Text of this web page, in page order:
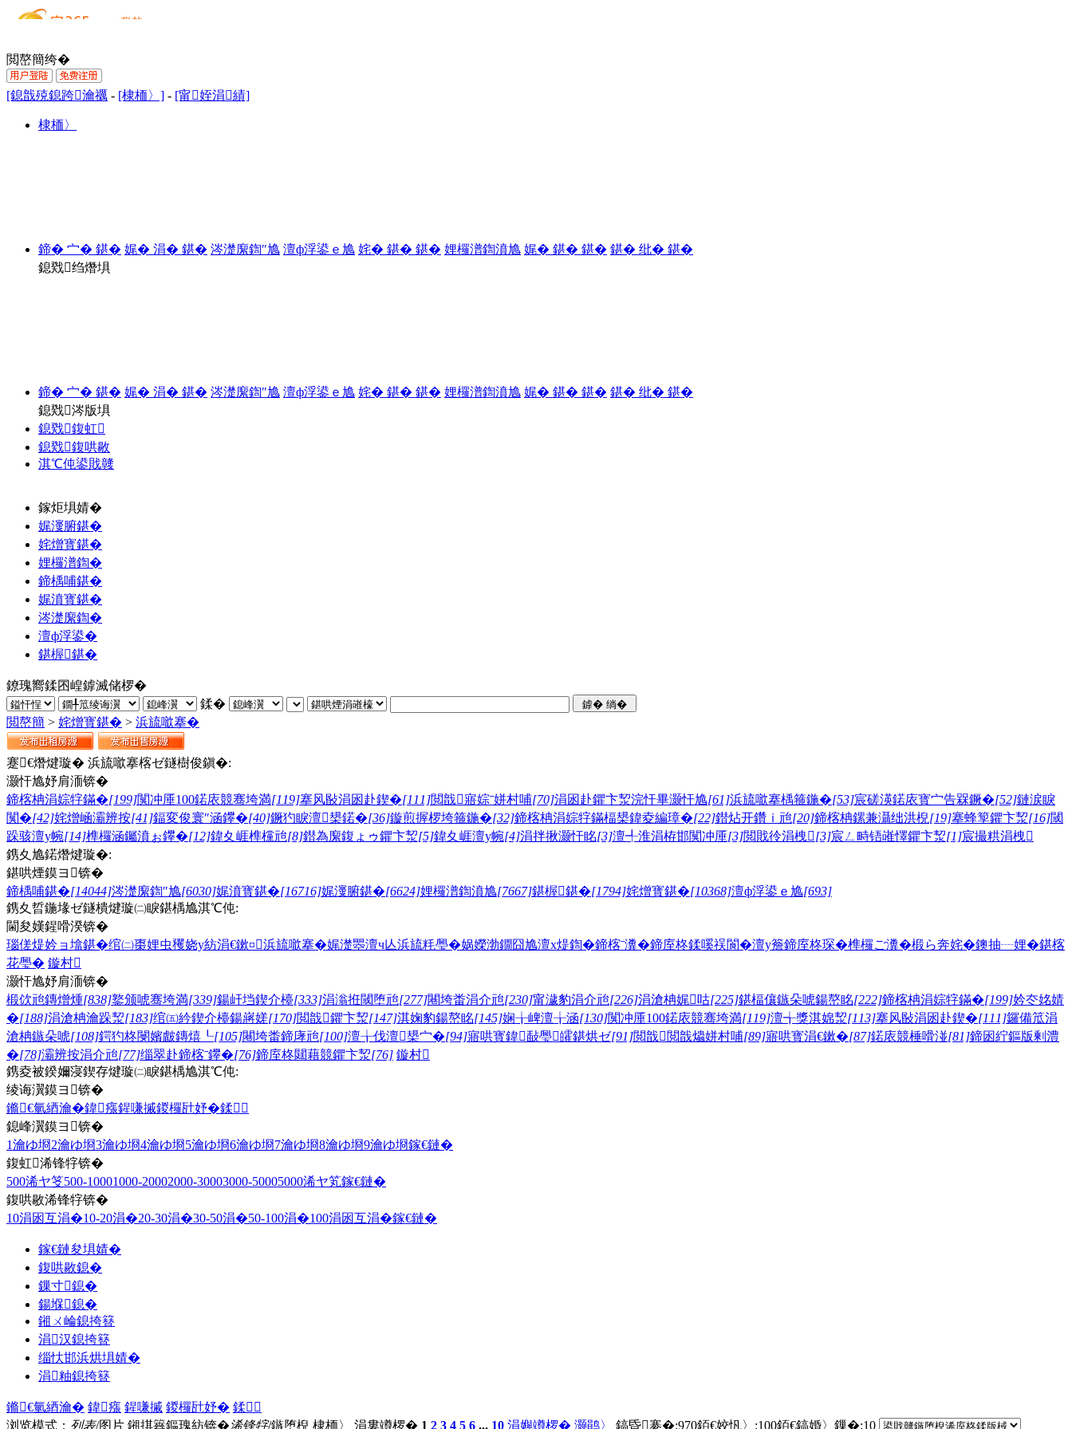
閲嶅簡绔�
[鎴戠殑鎴跨瀹禲 - [棣栭〉] - [甯姪涓績]
棣栭〉
鍗� 宀� 鍖� 娓� 涓� 鍖� 涔濋緳鍧″尯 澶ф浮鍙ｅ尯 姹� 鍖� 鍖� 娌欏潽鍧濆尯 娓� 鍖� 鍖� 鍖� 纰� 鍖�
鎴戣绉熸埧
鍗� 宀� 鍖� 娓� 涓� 鍖� 涔濋緳鍧″尯 澶ф浮鍙ｅ尯 姹� 鍖� 鍖� 娌欏潽鍧濆尯 娓� 鍖� 鍖� 鍖� 纰� 鍖�
鎴戣涔版埧
鎴戣鍑虹
鎴戣鍑哄敭
淇℃伅鍙戝竷
鎵炬埧婧�
娓濅腑鍖�
姹熷寳鍖�
娌欏潽鍧�
鍗楀哺鍖�
娓濆寳鍖�
涔濋緳鍧�
澶ф浮鍙�
鍖楃鍖�
鐐瑰嚮鍒囨崲鎼滅储椤�
鍒�
閲嶅簡 > 姹熷寳鍖� > 浜旈噷搴�
蹇€熸煡璇� 浜旈噷搴楁ゼ鐩樹俊鎭�:
灏忓尯妤肩洏锛�
鍗楁柟涓婃牸鏋�[199]闃冲厜100鍩庡競骞垮満[119]搴风敯涓囦赴鍥�[111]閲戠寤婃ˉ姘村哺[70]涓囦赴鑺卞洯浣忓畢灏忓尯[61]浜旈噷搴楀箍鍦�[53]宸磋渶鍩庡寳宀告槑鐝�[52]鏈涙睙
闃�[42]姹熷崡灞辨按[41]鍢変俊寰″涵鑻�[40]鐝犳睙澶槼鍩�[36]鏇煎搱椤垮箍鍦�[32]鍗楁柟涓婃牸鏋楅槼鍏夌編璋�[22]鐟炶开鑽ｉ兘[20]鍗楁柟鏍兼灄绌洪棿[19]搴蜂箰鑺卞洯[16]閾
跺骇澶у帵[14]榫欏涵钃濆ぉ鑻�[12]鍏夊崕榫欓兘[8]鐟為緳鍑ょゥ鑺卞洯[5]鍏夊崕澶у帵[4]涓拌揪灏忓眳[3]澶╃淮涓栫邯闃冲厜[3]閲戝彾涓栧[3]宸ㄥ畤铻嶉懌鑺卞洯[1]宸撮粠涓栧
鎸夊尯鍩熸煡璇�:
鍖哄煙鏌ヨ锛�
鍗楀哺鍖�[14044]涔濋緳鍧″尯[6030]娓濆寳鍖�[16716]娓濅腑鍖�[6624]娌欏潽鍧濆尯[7667]鍖楃鍖�[1794]姹熷寳鍖�[10368]澶ф浮鍙ｅ尯[693]
鎸夊晢鍦堟ゼ鐩樻煡璇㈡睙鍖楀尯淇℃伅:
閫夋嫨鍟嗗湀锛�
瑙傞煶妗ョ墖鍖�绾㈡棗娌虫矡娆у紡涓€鏉¤浜旈噷搴�娓濋瞾澶ч亾浜旈粍璺�娲嬫渤鐗囧尯澶х煶鍧�鍗楁ˉ瀵�鍗庢柊鍒嗘祦閬�澶у簷鍗庢柊琛�榫欏ご瀵�椴ら奔姹�鐭抽┈娌�鍖楁
花璺� 鏇村
灏忓尯妤肩洏锛�
椴佽兘鏄熷煄[838]鐜颁唬骞垮満[339]鍚屽垱鍥介檯[333]涓滃拰閾堕兘[277]闀垮畨涓介兘[230]甯濊豹涓介兘[226]涓滄柟娓咕[225]鍖楅儴鏃朵唬鍚嶅眳[222]鍗楁柟涓婃牸鏋�[199]妗冭姳婧
�[188]涓滄柟瀹跺洯[183]绾㈤紟鍥介檯鍚嶈嫅[170]閲戠鑺卞洯[147]淇婅豹鍚嶅眳[145]娴╁崥澶╁涵[130]闃冲厜100鍩庡競骞垮満[119]澶╅獎淇婂洯[113]搴风敯涓囦赴鍥�[111]鑼備笟涓
滄柟鏃朵唬[108]鍔犳柊閿嬪皻鏄熺┖[105]闀垮畨鍗庨兘[100]澶╁伐澶槼宀�[94]寤哄寳鍏敮璺皬鍖烘ゼ[91]閲戠閲戠爞姘村哺[89]寤哄寳涓€鏉�[87]鍩庡競棰嗗湴[81]鍗囦紵鏂版剰澧
�[78]灞辨按涓介兘[77]缁翠赴鍗楁ˉ鑻�[76]鍗庢柊閮藉競鑺卞洯[76] 鏇村
鎸夌被鍨嬭寖鍥存煡璇㈡睙鍖楀尯淇℃伅:
绫诲瀷鏌ヨ锛�
鏅€氫綇瀹�鍏瘬鍟嗛摵鍐欏瓧妤�鍒
鎴峰瀷鏌ヨ锛�
1瀹ゆ埛2瀹ゆ埛3瀹ゆ埛4瀹ゆ埛5瀹ゆ埛6瀹ゆ埛7瀹ゆ埛8瀹ゆ埛9瀹ゆ埛鎵€鏈�
鍑虹浠锋牸锛�
500浠ヤ笅500-10001000-20002000-30003000-50005000浠ヤ笂鎵€鏈�
鍑哄敭浠锋牸锛�
10涓囦互涓�10-20涓�20-30涓�30-50涓�50-100涓�100涓囦互涓�鎵€鏈�
鎵€鏈夋埧婧�
鍑哄敭鎴�
鏁寸鎴�
鍚堢鎴�
鎺ㄨ崘鎴挎簮
涓汉鎴挎簮
缁忕邯浜烘埧婧�
涓粙鎴挎簮
鏅€氫綇瀹� 鍏瘬 鍟嗛摵 鍐欏瓧妤� 鍒
浏览模式： 列表/图片 鎺掑簭鏂瑰紡锛�浠锋牸/鏃堕棿 棣栭〉 涓婁竴椤� 1 2 3 4 5 6 ... 10 涓嬩竴椤� 灏鹃〉 鎬昏褰�:970銆€姣忛〉:100銆€鎬婚〉鏁�:10